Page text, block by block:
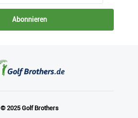
Abonnieren
© 2025 Golf Brothers